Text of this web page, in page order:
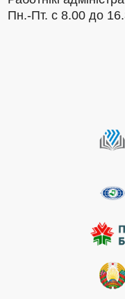
Пн.-Пт. с 8.00 до